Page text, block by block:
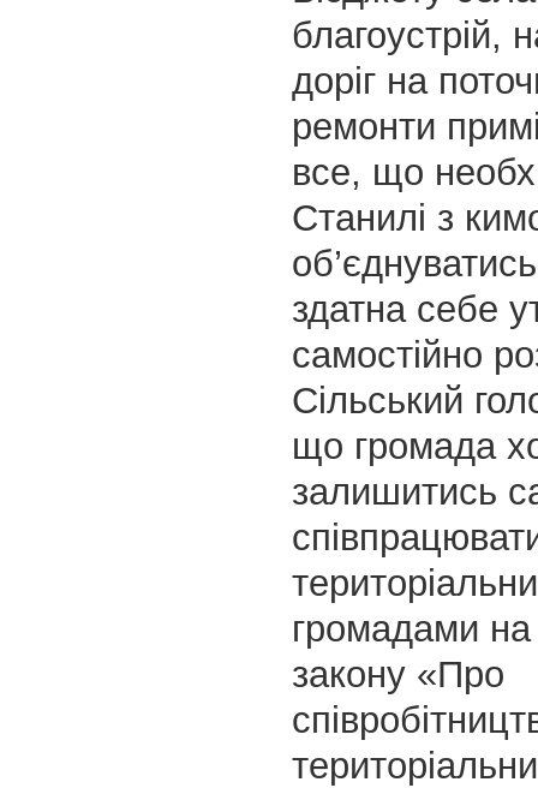
благоустрій,
доріг на
ремонти
все, що
Станилі з
здатна себе
самостійно
Сільський
що громада
залишитись
громадами на
закону «Про